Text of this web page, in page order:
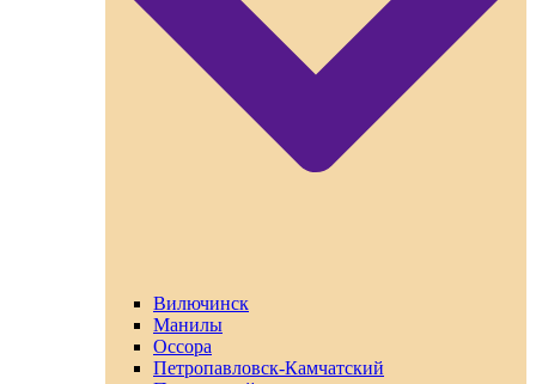
Вилючинск
Манилы
Оссора
Петропавловск-Камчатский